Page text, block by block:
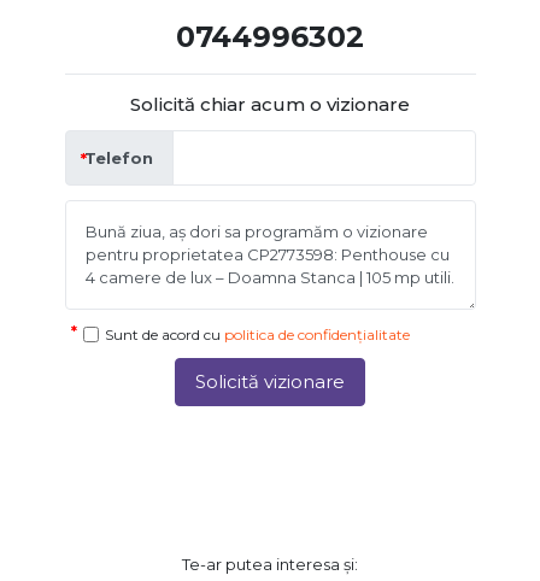
0744996302
Solicită chiar acum o vizionare
Telefon
Sunt de acord cu politica de confidențialitate
Solicită vizionare
Te-ar putea interesa și: